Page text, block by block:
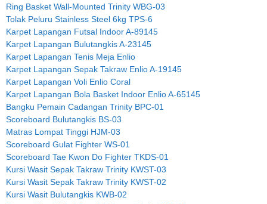
Ring Basket Wall-Mounted Trinity WBG-03
Tolak Peluru Stainless Steel 6kg TPS-6
Karpet Lapangan Futsal Indoor A-89145
Karpet Lapangan Bulutangkis A-23145
Karpet Lapangan Tenis Meja Enlio
Karpet Lapangan Sepak Takraw Enlio A-19145
Karpet Lapangan Voli Enlio Coral
Karpet Lapangan Bola Basket Indoor Enlio A-65145
Bangku Pemain Cadangan Trinity BPC-01
Scoreboard Bulutangkis BS-03
Matras Lompat Tinggi HJM-03
Scoreboard Gulat Fighter WS-01
Scoreboard Tae Kwon Do Fighter TKDS-01
Kursi Wasit Sepak Takraw Trinity KWST-03
Kursi Wasit Sepak Takraw Trinity KWST-02
Kursi Wasit Bulutangkis KWB-02